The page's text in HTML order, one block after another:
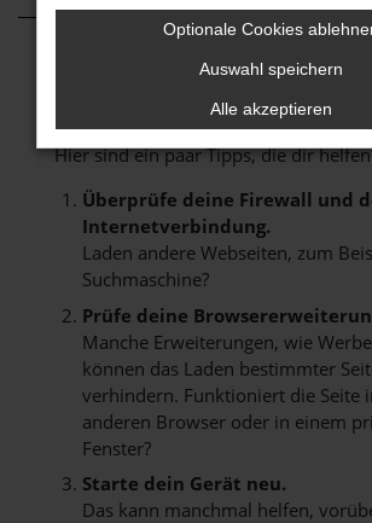
Fehler: Network Error
Beim Laden ist ein Fehler aufgetreten.
Hier sind ein paar Tipps, die dir
Überprüfe deine Firewall und
Internetverbindung.
Laden andere Webseiten, zum
Suchmaschine?
Prüfe deine
Manche Erweiterungen, wie
können das Laden bestimmter
verhindern. Funktioniert die Seite
anderen Browser oder in einem
Fenster?
Starte dein Gerät neu.
Das kann manchmal helfen,
Optionale Cookies
Auswahl speichern
Alle akzeptieren